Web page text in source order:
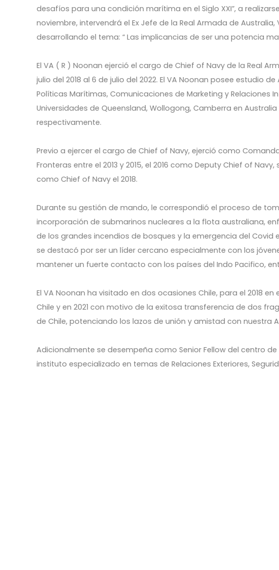
desafíos para una condición marítima en el Siglo XXI”, a
noviembre, intervendrá el Ex Jefe de la Real Armada de Australia,
desarrollando el tema: “ Las implicancias de ser una potencia
El VA ( R ) Noonan ejerció el cargo de Chief of Navy de la Real
julio del 2018 al 6 de julio del 2022. El VA Noonan posee estudio
Políticas Marítimas, Comunicaciones de Marketing y Relaciones
Universidades de Queensland, Wollogong, Camberra en Australia y
respectivamente.
Previo a ejercer el cargo de Chief of Navy, ejerció como
Fronteras entre el 2013 y 2015, el 2016 como Deputy Chief of
como Chief of Navy el 2018.
Durante su gestión de mando, le correspondió el proceso de
incorporación de submarinos nucleares a la flota australiana,
de los grandes incendios de bosques y la emergencia del Covid
se destacó por ser un líder cercano especialmente con los
mantener un fuerte contacto con los países del Indo Pacifico,
El VA Noonan ha visitado en dos ocasiones Chile, para el 2018
Chile y en 2021 con motivo de la exitosa transferencia de dos
de Chile, potenciando los lazos de unión y amistad con nuestra
Adicionalmente se desempeña como Senior Fellow del centro
instituto especializado en temas de Relaciones Exteriores,